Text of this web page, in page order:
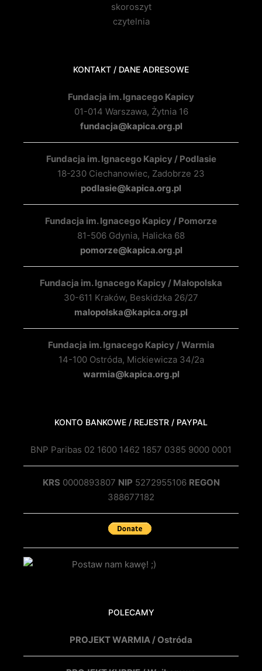
skoroszyt
czytelnia
KONTAKT / DANE ADRESOWE
Fundacja im. Ignacego Kapicy
01-014 Warszawa, Żytnia 16
fundacja@kapica.org.pl
Fundacja im. Ignacego Kapicy / Podlasie
18-230 Ciechanowiec, Zadobrze 23
podlasie@kapica.org.pl
Fundacja im. Ignacego Kapicy / Pomorze
81-506 Gdynia, Halicka 68
pomorze@kapica.org.pl
Fundacja im. Ignacego Kapicy / Małopolska
30-611 Kraków, Beskidzka 26/27
malopolska@kapica.org.pl
Fundacja im. Ignacego Kapicy / Warmia
14-100 Ostróda, Mickiewicza 34/2a
warmia@kapica.org.pl
KONTO BANKOWE / REJESTR / PAYPAL
BNP Paribas 02 1600 1462 1857 0385 9000 0001
KRS 0000893807 NIP 5272955106 REGON
388677182
POLECAMY
PROJEKT WARMIA / Ostróda